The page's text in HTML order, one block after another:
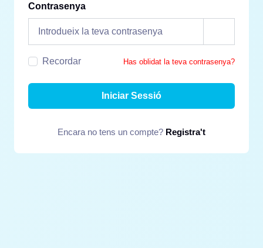
Contrasenya
Recordar Has oblidat la teva contrasenya?
Iniciar Sessió
Encara no tens un compte? Registra't